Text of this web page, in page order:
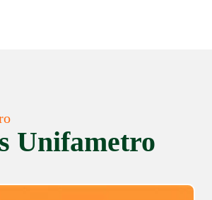
Unifametro